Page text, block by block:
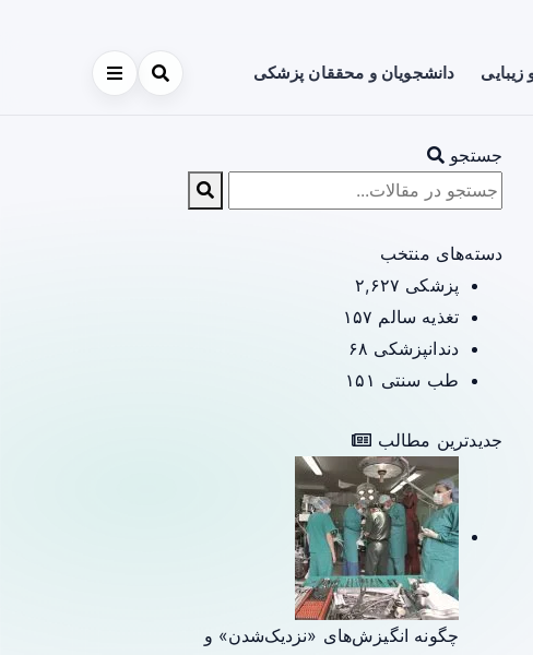
زیبایی دانشجویان و محققان پزشکی
جستجو
دسته‌های منتخب
پزشکی ۲,۶۲۷
تغذیه سالم ۱۵۷
دندانپزشکی ۶۸
طب سنتی ۱۵۱
جدیدترین مطالب
چگونه انگیزش‌های «نزدیک‌شدن» و